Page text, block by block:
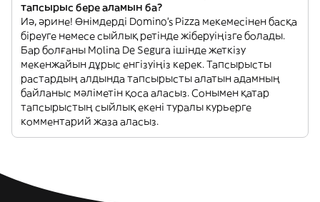
тапсырыс бере аламын ба?
Иә, әрине! Өнімдерді Domino's Pizza мекемесінен басқа
біреуге немесе сыйлық ретінде жіберуіңізге болады.
Бар болғаны Molina De Segura ішінде жеткізу
мекенжайын дұрыс енгізуіңіз керек. Тапсырысты
растардың алдында тапсырысты алатын адамның
байланыс мәліметін қоса аласыз. Сонымен қатар
тапсырыстың сыйлық екені туралы курьерге
комментарий жаза аласыз.